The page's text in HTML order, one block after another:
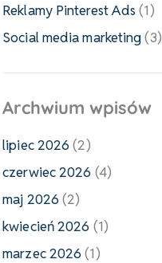
Reklamy Pinterest Ads(1)
Social media marketing(3)
Archwium wpisów
lipiec 2026 (2)
czerwiec 2026 (4)
maj 2026 (2)
kwiecień 2026 (1)
marzec 2026 (1)